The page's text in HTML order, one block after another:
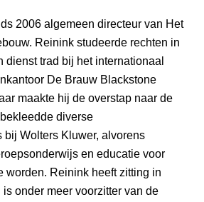
2006 algemeen directeur van Het
Reinink studeerde rechten in
dienst trad bij het internationaal
De Brauw Blackstone
maakte hij de overstap naar de
diverse
bij Wolters Kluwer, alvorens
en educatie voor
worden. Reinink heeft zitting in
onder meer voorzitter van de